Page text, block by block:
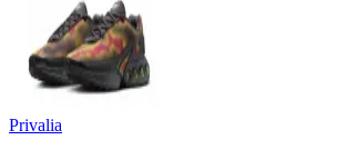
Privalia